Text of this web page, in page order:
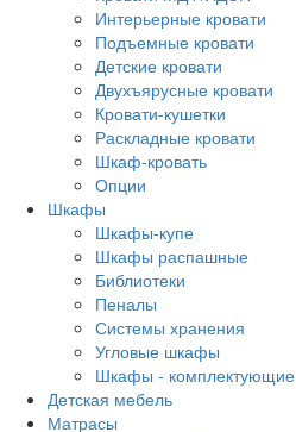
Интерьерные кровати
Подъемные кровати
Детские кровати
Двухъярусные кровати
Кровати-кушетки
Раскладные кровати
Шкаф-кровать
Опции
Шкафы
Шкафы-купе
Шкафы распашные
Библиотеки
Пеналы
Системы хранения
Угловые шкафы
Шкафы - комплектующие
Детская мебель
Матрасы